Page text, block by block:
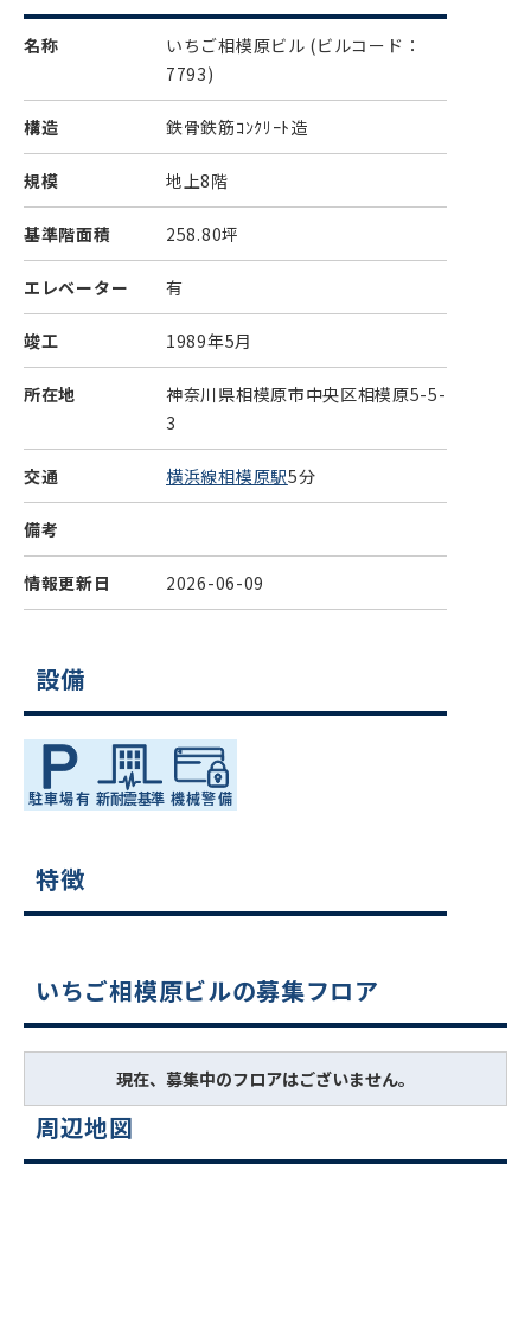
名称 いちご相模原ビル (ビルコード：
7793)
構造 鉄骨鉄筋ｺﾝｸﾘｰﾄ造
規模 地上8階
基準階面積 258.80坪
エレベーター 有
竣工 1989年5月
所在地
神奈川県相模原市中央区相模原5-5-
3
交通 横浜線相模原駅5分
備考
情報更新日 2026-06-09
設備
特徴
いちご相模原ビルの募集フロア
現在、募集中のフロアはございません。
周辺地図